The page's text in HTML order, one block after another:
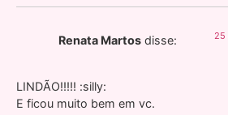
Renata Martos disse: 25
LINDÃO!!!!! :silly:
E ficou muito bem em vc.